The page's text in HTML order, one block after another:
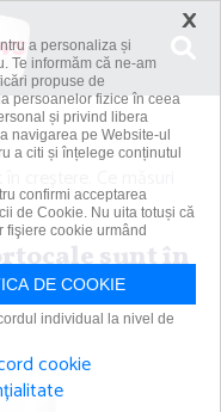
creştere. Ce măsuri
sunt în
producătorii
×
a personaliza și
Te informăm că ne-am
propuse de
persoanelor fizice în ceea
și privind libera
navigarea pe Website-ul
a citi și înțelege conținutul
confirmi acceptarea
de Cookie. Nu uita totuși că
fişiere cookie urmând
DE COOKIE
individual la nivel de
cookie